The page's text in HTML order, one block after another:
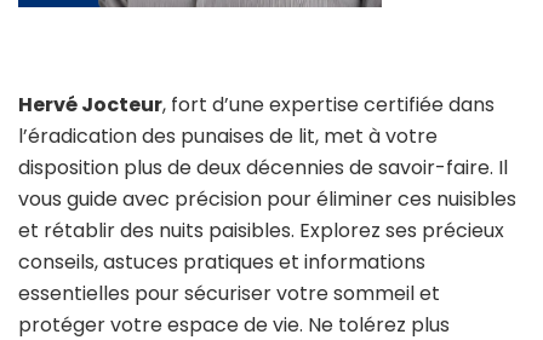
Hervé Jocteur, fort d’une expertise certifiée dans
l’éradication des punaises de lit, met à votre
disposition plus de deux décennies de savoir-faire. Il
vous guide avec précision pour éliminer ces nuisibles
et rétablir des nuits paisibles. Explorez ses précieux
conseils, astuces pratiques et informations
essentielles pour sécuriser votre sommeil et
protéger votre espace de vie. Ne tolérez plus